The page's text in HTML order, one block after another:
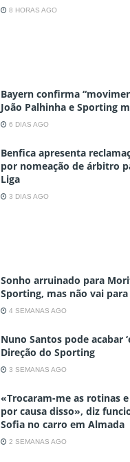
8 HORAS AGO
Bayern confirma
João Palhinha e Sporting
6 DIAS AGO
Benfica apresenta
por nomeação de árbitro
Liga
3 DIAS AGO
Sonho arruinado para
Sporting, mas não vai
4 SEMANAS AGO
Nuno Santos pode acabar
Direção do Sporting
3 SEMANAS AGO
«Trocaram-me as rotinas
por causa disso», diz
Sofia no carro em Almada
2 SEMANAS AGO